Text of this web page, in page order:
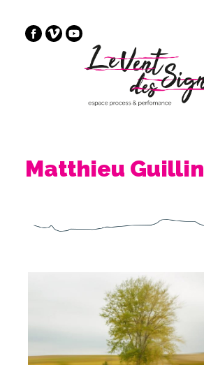
Matthieu Guillin